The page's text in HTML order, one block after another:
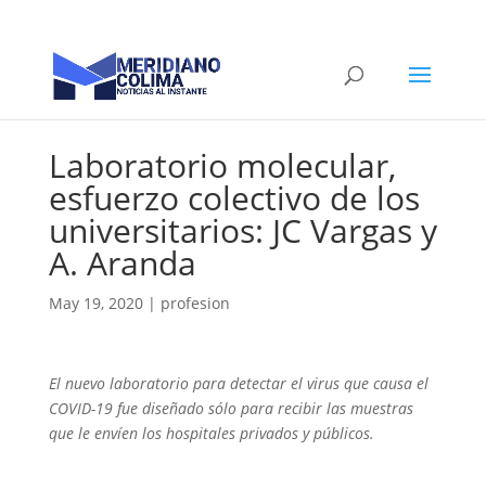
Laboratorio molecular,
esfuerzo colectivo de los
universitarios: JC Vargas y
A. Aranda
May 19, 2020| profesion
El nuevo laboratorio para detectar el virus que causa el
COVID-19 fue diseñado sólo para recibir las muestras
que le envíen los hospitales privados y públicos.